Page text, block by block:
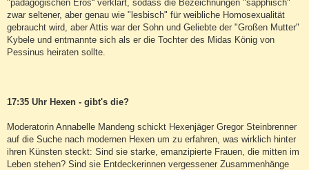
"pädagogischen Eros“ verklärt, sodass die Bezeichnungen "sapphisch"
zwar seltener, aber genau wie "lesbisch" für weibliche Homosexualität
gebraucht wird, aber Attis war der Sohn und Geliebte der "Großen Mutter"
Kybele und entmannte sich als er die Tochter des Midas König von
Pessinus heiraten sollte.
17:35 Uhr Hexen - gibt's die?
Moderatorin Annabelle Mandeng schickt Hexenjäger Gregor Steinbrenner
auf die Suche nach modernen Hexen um zu erfahren, was wirklich hinter
ihren Künsten steckt: Sind sie starke, emanzipierte Frauen, die mitten im
Leben stehen? Sind sie Entdeckerinnen vergessener Zusammenhänge